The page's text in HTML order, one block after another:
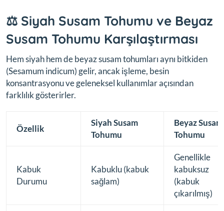
⚖️ Siyah Susam Tohumu ve Beyaz
Susam Tohumu Karşılaştırması
Hem siyah hem de beyaz susam tohumları aynı bitkiden
(Sesamum indicum) gelir, ancak işleme, besin
konsantrasyonu ve geleneksel kullanımlar açısından
farklılık gösterirler.
Özellik
Siyah Susam
Tohumu
Beyaz Susam
Tohumu
Kabuk
Durumu
Kabuklu (kabuk
sağlam)
Genellikle
kabuksuz
(kabuk
çıkarılmış)